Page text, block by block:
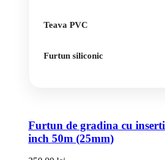
Teava PVC
Furtun siliconic
Furtun de gradina cu
inch 50m (25mm)